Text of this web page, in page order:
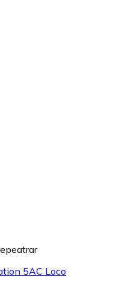
5AC Loco